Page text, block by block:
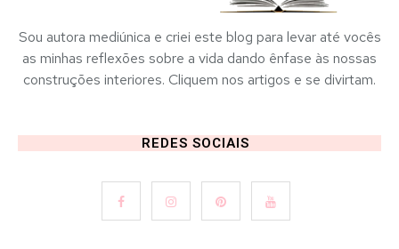
Sou autora mediúnica e criei este blog para levar até vocês
as minhas reflexões sobre a vida dando ênfase às nossas
construções interiores. Cliquem nos artigos e se divirtam.
REDES SOCIAIS